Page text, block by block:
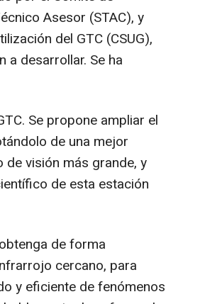
Asesor (STAC), y
del GTC (CSUG),
a desarrollar. Se ha
Se propone ampliar el
de una mejor
visión más grande, y
de esta estación
de forma
cercano, para
y eficiente de fenómenos